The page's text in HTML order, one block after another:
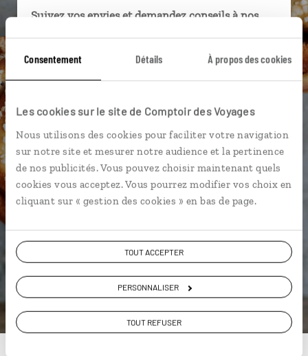
Consentement Détails À propos des cookies
Les cookies sur le site de Comptoir des Voyages
Nous utilisons des cookies pour faciliter votre navigation
sur notre site et mesurer notre audience et la pertinence
de nos publicités. Vous pouvez choisir maintenant quels
cookies vous acceptez. Vous pourrez modifier vos choix en
cliquant sur « gestion des cookies » en bas de page.
TOUT ACCEPTER
PERSONNALISER
TOUT REFUSER
Suivez vos envies et demandez conseils à nos
Ils sauront organiser votre itinéraire au plus
près de vos envies et de la réalité du pays.
connectés en agence, mais aussi par email ou
téléphone.
Vous gardez le même interlocuteur avant,
pendant et après votre voyage.
DEMANDER UN DEVIS
ou
Construisez votre voyage avec un spécialiste Suède
01 86 95 65 53